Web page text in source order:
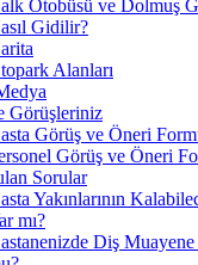
Otobüsü ve Dolmuş
Gidilir?
Alanları
Görüşleriniz
Görüş ve Öneri
Görüş ve Öneri
Sorular
Yakınlarının
mı?
Diş Muayene